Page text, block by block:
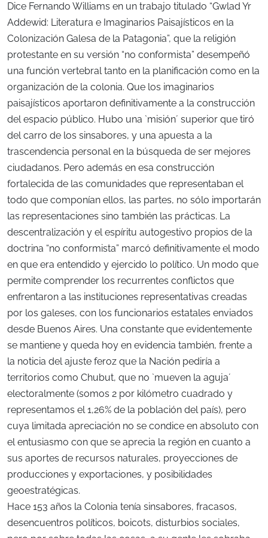
Dice Fernando Williams en un trabajo titulado “Gwlad Yr
Addewid: Literatura e Imaginarios Paisajísticos en la
Colonización Galesa de la Patagonia”, que la religión
protestante en su versión “no conformista” desempeñó
una función vertebral tanto en la planificación como en la
organización de la colonia. Que los imaginarios
paisajísticos aportaron definitivamente a la construcción
del espacio público. Hubo una `misión´ superior que tiró
del carro de los sinsabores, y una apuesta a la
trascendencia personal en la búsqueda de ser mejores
ciudadanos. Pero además en esa construcción
fortalecida de las comunidades que representaban el
todo que componían ellos, las partes, no sólo importarán
las representaciones sino también las prácticas. La
descentralización y el espíritu autogestivo propios de la
doctrina “no conformista” marcó definitivamente el modo
en que era entendido y ejercido lo político. Un modo que
permite comprender los recurrentes conflictos que
enfrentaron a las instituciones representativas creadas
por los galeses, con los funcionarios estatales enviados
desde Buenos Aires. Una constante que evidentemente
se mantiene y queda hoy en evidencia también, frente a
la noticia del ajuste feroz que la Nación pediría a
territorios como Chubut, que no `mueven la aguja´
electoralmente (somos 2 por kilómetro cuadrado y
representamos el 1,26% de la población del país), pero
cuya limitada apreciación no se condice en absoluto con
el entusiasmo con que se aprecia la región en cuanto a
sus aportes de recursos naturales, proyecciones de
producciones y exportaciones, y posibilidades
geoestratégicas.
Hace 153 años la Colonia tenía sinsabores, fracasos,
desencuentros políticos, boicots, disturbios sociales,